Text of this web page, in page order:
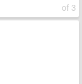
of 3